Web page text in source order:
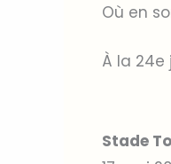
Où en
À la
Stade